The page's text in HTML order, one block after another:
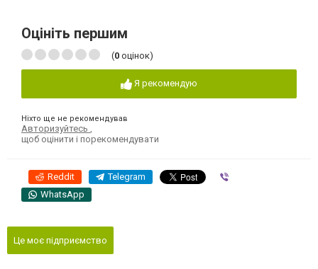
Оцініть першим
(0 оцінок)
Я рекомендую
Ніхто ще не рекомендував
Авторизуйтесь
щоб оцінити і порекомендувати
Reddit Telegram
WhatsApp
Це моє підприємство